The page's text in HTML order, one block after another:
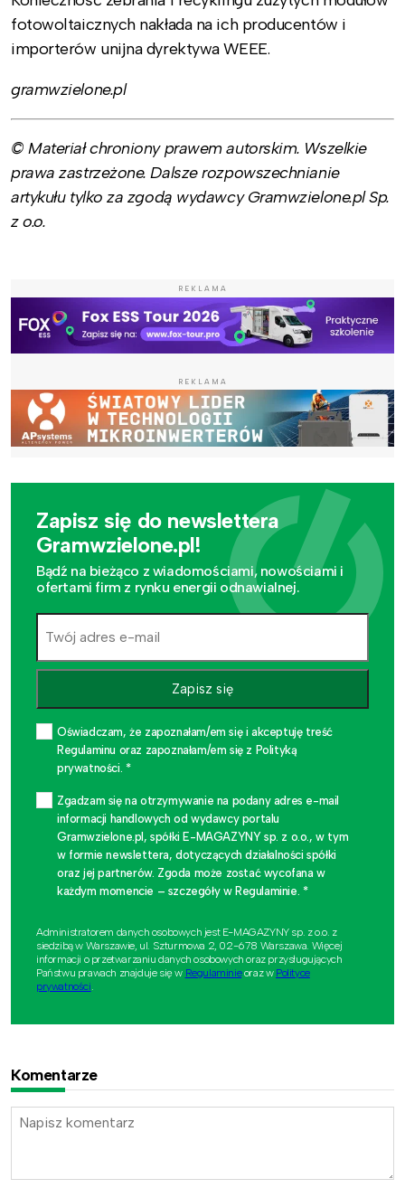
fotowoltaicznych nakłada na ich producentów i
importerów unijna dyrektywa WEEE.
gramwzielone.pl
© Materiał chroniony prawem autorskim. Wszelkie
prawa zastrzeżone. Dalsze rozpowszechnianie
artykułu tylko za zgodą wydawcy Gramwzielone.pl Sp.
z o.o.
REKLAMA
REKLAMA
Zapisz się do newslettera
Gramwzielone.pl!
Bądź na bieżąco z wiadomościami, nowościami i
ofertami firm z rynku energii odnawialnej.
Zapisz się
Oświadczam, że zapoznałam/em się i akceptuję treść
Regulaminu oraz zapoznałam/em się z Polityką
prywatności. *
Zgadzam się na otrzymywanie na podany adres e-mail
informacji handlowych od wydawcy portalu
Gramwzielone.pl, spółki E-MAGAZYNY sp. z o.o., w tym
w formie newslettera, dotyczących działalności spółki
oraz jej partnerów. Zgoda może zostać wycofana w
każdym momencie – szczegóły w Regulaminie. *
Administratorem danych osobowych jest E-MAGAZYNY sp. z o.o. z
siedzibą w Warszawie, ul. Szturmowa 2, 02-678 Warszawa. Więcej
informacji o przetwarzaniu danych osobowych oraz przysługujących
Państwu prawach znajduje się w Regulaminieoraz w Polityce
prywatności.
Komentarze